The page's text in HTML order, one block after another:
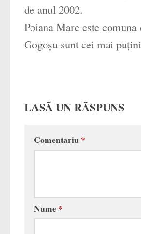
de anul 2002.
Poiana Mare este
Gogoşu sunt cei mai
LASĂ UN RĂSPUNS
Comentariu*
Nume*